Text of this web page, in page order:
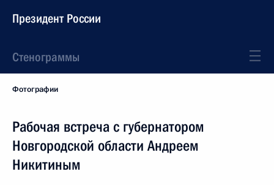
Президент России
Стенограммы
Фотографии
Рабочая встреча с губернатором
Новгородской области Андреем
Никитиным